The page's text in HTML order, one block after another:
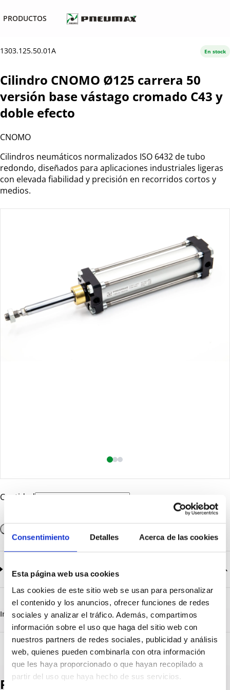
Consentimiento Detalles Acerca de las cookies
Esta página web usa cookies
Las cookies de este sitio web se usan para personalizar
el contenido y los anuncios, ofrecer funciones de redes
sociales y analizar el tráfico. Además, compartimos
información sobre el uso que haga del sitio web con
nuestros partners de redes sociales, publicidad y análisis
web, quienes pueden combinarla con otra información
que les haya proporcionado o que hayan recopilado a
partir del uso que haya hecho de sus servicios.
PRODUCTOS
1303.125.50.01A
Cilindro CNOMO Ø125 carrera 50
versión base vástago cromado C43 y
doble efecto
CNOMO
Cilindros neumáticos normalizados ISO 6432 de tubo
redondo, diseñados para aplicaciones industriales ligeras
con elevada fiabilidad y precisión en recorridos cortos y
medios.
En stock
Cantidad
Documentación
CatalogoGeneral-EN.pdf
Descargar
Serie_1303-1308.pdf
Descargar
Información destacada Detalles técnicosVista 3D
Productos destacados